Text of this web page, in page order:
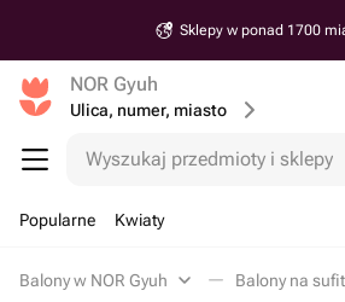
Sklepy w ponad 1700
NOR Gyuh
Ulica, numer, miasto
Wyszukaj przedmioty i sklepy
Popularne Kwiaty
Balony w NOR Gyuh Balony na